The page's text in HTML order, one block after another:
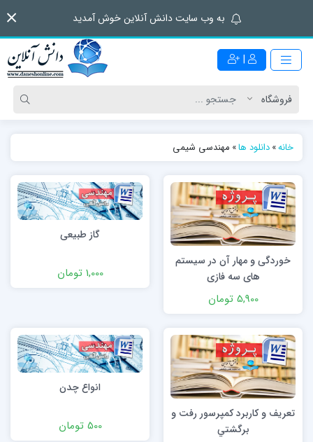
به وب سایت دانش آنلاین خوش آمدید
|
خانه»دانلود ها» مهندسی شیمی
خوردگی و مهار آن در سیستم
های سه فازی
5,900 تومان
گاز طبیعی
1,000 تومان
تعريف و کاربرد کمپرسور رفت و
برگشتي
انواع چدن
500 تومان